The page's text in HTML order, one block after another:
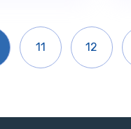
11 12